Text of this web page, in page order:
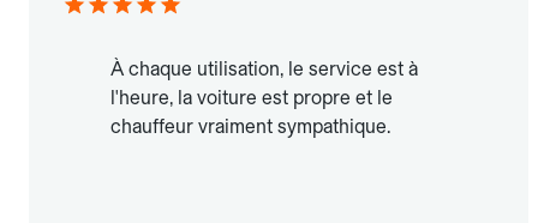
À chaque utilisation, le service est à
l'heure, la voiture est propre et le
chauffeur vraiment sympathique.